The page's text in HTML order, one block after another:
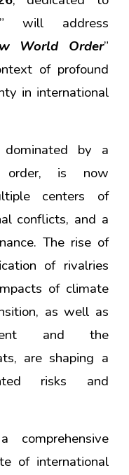
will address
World Order”
of profound
in international
by a
order, is now
centers of
conflicts, and a
The rise of
of rivalries
of climate
as well as
and the
are shaping a
risks and
comprehensive
of international